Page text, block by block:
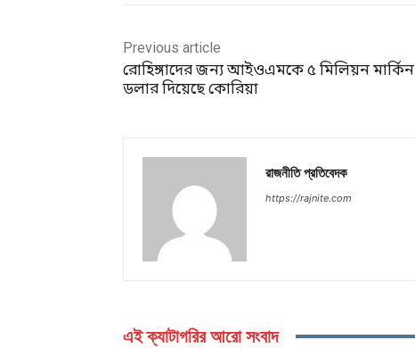
Previous article
রোহিঙ্গাদের জন্য আইওএমকে ৫ মিলিয়ন মার্কিন
ডলার দিয়েছে কোরিয়া
রাজনীতি প্রতিবেদক
https://rajnite.com
এই ক্যাটাগরির আরো সংবাদ